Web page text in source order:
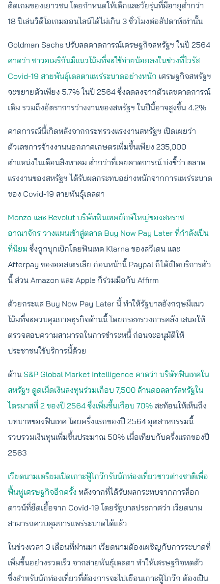
ติดเกมของเยาวชน โดยกำหนดให้เด็กและวัยรุ่นที่มีอายุต่ำกว่า
18 ปีเล่นวิดีโอเกมออนไลน์ได้ไม่เกิน 3 ชั่วโมงต่อสัปดาห์เท่านั้น
Goldman Sachs ปรับลดคาดการณ์เศรษฐกิจสหรัฐฯ ในปี 2564
คาดว่า ชาวอเมริกันมีแนวโน้มที่จะใช้จ่ายน้อยลงในช่วงที่ไวรัส
Covid-19 สายพันธุ์เดลตาแพร่ระบาดอย่างหนัก เศรษฐกิจสหรัฐฯ
จะขยายตัวเพียง 5.7% ในปี 2564 ซึ่งลดลงจากตัวเลขคาดการณ์
เดิม รวมถึงอัตราการว่างงานของสหรัฐฯ ในปีนี้อาจสูงขึ้น 4.2%
คาดการณ์นี้เกิดหลังจากกระทรวงแรงงานสหรัฐฯ เปิดเผยว่า
ตัวเลขการจ้างงานนอกภาคเกษตรเพิ่มขึ้นเพียง 235,000
ตำแหน่งในเดือนสิงหาคม ต่ำกว่าที่เคยคาดการณ์ บ่งชี้ว่า ตลาด
แรงงานของสหรัฐฯ ได้รับผลกระทบอย่างหนักจากการแพร่ระบาด
ของ Covid-19 สายพันธุ์เดลตา
Monzo และ Revolut บริษัทฟินเทคยักษ์ใหญ่ของสหราช
อาณาจักร วางแผนเข้าสู่ตลาด Buy Now Pay Later ที่กำลังเป็น
ที่นิยม ซึ่งถูกบุกเบิกโดยฟินเทค Klarna ของสวีเดน และ
Afterpay ของออสเตรเลีย ก่อนหน้านี้ Paypal ก็ได้เปิดบริการตัว
นี้ ส่วน Amazon และ Apple ก็ร่วมมือกับ Affirm
ด้วยกระแส Buy Now Pay Later นี้ ทำให้รัฐบาลอังกฤษมีแนว
โน้มที่จะควบคุมภาคธุรกิจด้านนี้ โดยกระทรวงการคลัง เสนอให้
ตรวจสอบความสามารถในการชำระหนี้ ก่อนจะอนุมัติให้
ประชาชนใช้บริการนี้ด้วย
ด้าน S&P Global Market Intelligence คาดว่า บริษัทฟินเทคใน
สหรัฐฯ ดูดเม็ดเงินลงทุนร่วมเกือบ 7,500 ล้านดอลลาร์สหรัฐใน
ไตรมาสที่ 2 ของปี 2564 ซึ่งเพิ่มขึ้นเกือบ 70% สะท้อนให้เห็นถึง
บทบาทของฟินเทค โดยครึ่งแรกของปี 2564 อุตสาหกรรมนี้
รวบรวมเงินทุนเพิ่มขึ้นประมาณ 50% เมื่อเทียบกับครึ่งแรกของปี
2563
เวียดนามเตรียมเปิดเกาะฟู้โกว๊กรับนักท่องเที่ยวชาวต่างชาติเพื่อ
ฟื้นฟูเศรษฐกิจอีกครั้ง หลังจากที่ได้รับผลกระทบจากการล็อก
ดาวน์ที่ยืดเยื้อจาก Covid-19 โดยรัฐบาลประกาศว่า เวียดนาม
สามารถควบคุมการแพร่ระบาดได้แล้ว
ในช่วงเวลา 3 เดือนที่ผ่านมา เวียดนามต้องเผชิญกับการระบาดที่
เพิ่มขึ้นอย่างรวดเร็ว จากสายพันธุ์เดลตา ทำให้เศรษฐกิจหดตัว
ซึ่งสำหรับนักท่องเที่ยวที่ต้องการจะไปเยือนเกาะฟู้โกว๊ก ต้องเป็น